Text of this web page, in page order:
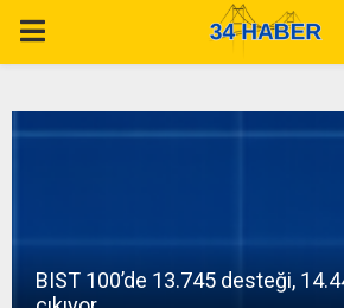
P
ABIST 100’de 13.745 desteği,